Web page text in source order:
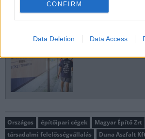
CONFIRM
Data Deletion Data Access
Országos építőipari cégek
Magyar Építő Zrt
társadalmi felelősségvállalás
Duna Aszfalt